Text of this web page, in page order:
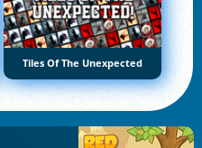
Tiles Of The Unexpected